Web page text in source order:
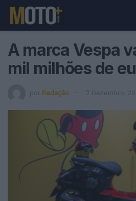
A marca Vespa
mil milhões de
por Redação 7 Dezembro,